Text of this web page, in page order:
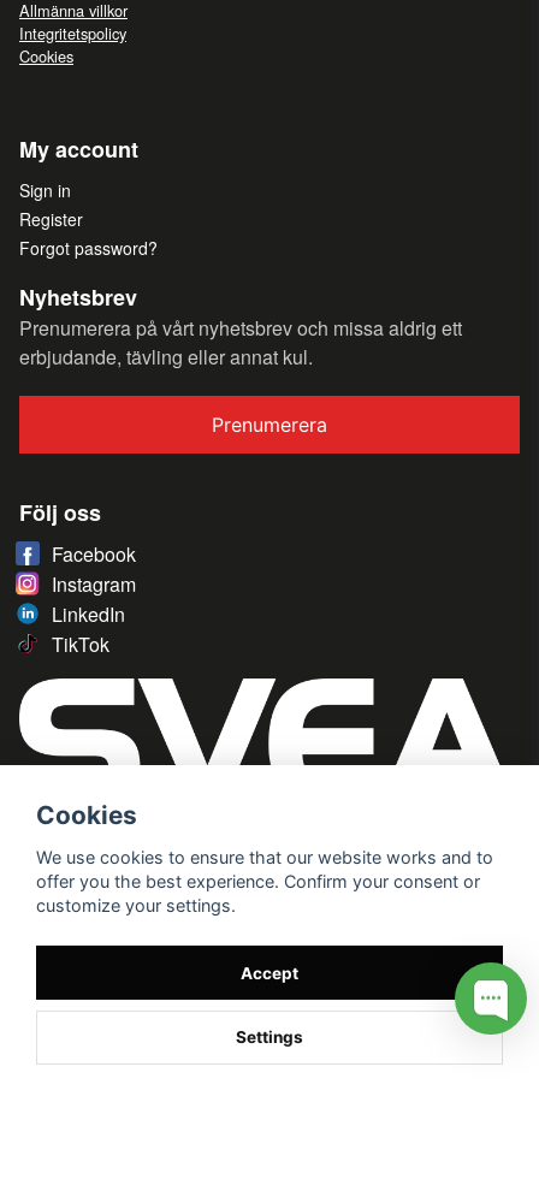
Allmänna villkor
Integritetspolicy
Cookies
My account
Sign in
Register
Forgot password?
Nyhetsbrev
Prenumerera på vårt nyhetsbrev och missa aldrig ett
erbjudande, tävling eller annat kul.
Prenumerera
Följ oss
Facebook
Instagram
LinkedIn
TikTok
Cookies
We use cookies to ensure that our website works and to
offer you the best experience. Confirm your consent or
customize your settings.
Accept
Settings